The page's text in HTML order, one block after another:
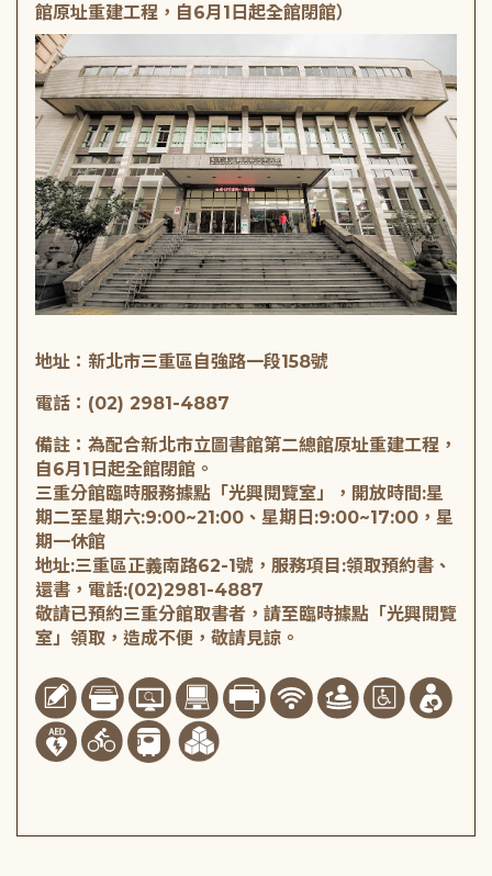
館原址重建工程，自6月1日起全館閉館）
地址：新北市三重區自強路一段158號
電話：(02) 2981-4887
備註：為配合新北市立圖書館第二總館原址重建工程，
自6月1日起全館閉館。
三重分館臨時服務據點「光興閱覽室」，開放時間:星
期二至星期六:9:00~21:00、星期日:9:00~17:00，星
期一休館
地址:三重區正義南路62-1號，服務項目:領取預約書、
還書，電話:(02)2981-4887
敬請已預約三重分館取書者，請至臨時據點「光興閱覽
室」領取，造成不便，敬請見諒。